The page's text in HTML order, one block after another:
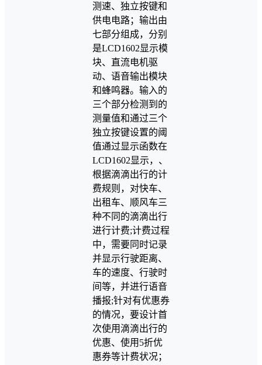
测速、独立按键和
供电电路；输出由
七部分组成，分别
是LCD1602显示模
块、直流电机驱
动、语音输出模块
和蜂鸣器。输入的
三个部分检测到的
测量值和通过三个
独立按键设置的阈
值通过显示函数在
LCD1602显示，、
根据滴滴出行的计
费规则，对快车、
出租车、顺风车三
种不同的滴滴出行
进行计费;计费过程
中，需要同时记录
并显示行驶距离、
车的速度、行驶时
间等，并进行语音
播报;针对有优惠券
的情况，要设计首
次使用滴滴出行的
优惠、使用5折优
惠券等计费状况；